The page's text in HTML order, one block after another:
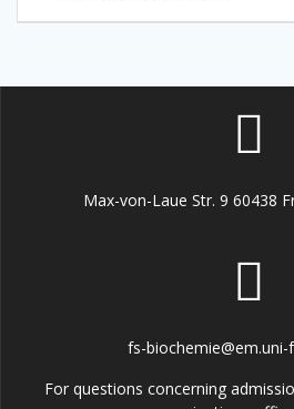
Max-von-Laue Str. 9 60438
fs-
For questions concerning